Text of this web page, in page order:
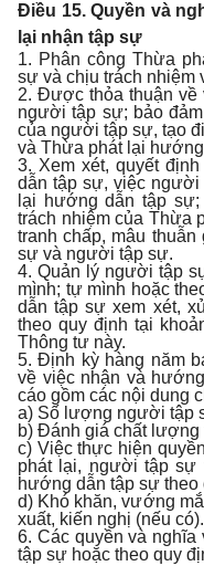
Điều 15. Quyền và
lại nhận tập sự
1. Phân công Thừa
sự và chịu trách nhiệm
2. Được thỏa thuận về
người tập sự; bảo
của người tập sự, tạo
và Thừa phát lại
3. Xem xét, quyết
dẫn tập sự, việc
lại hướng dẫn tập
trách nhiệm của Thừa
tranh chấp, mâu
sự và người tập sự.
4. Quản lý người tập
mình; tự mình hoặc
dẫn tập sự xem xét,
theo quy định tại
Thông tư này.
5. Định kỳ hàng năm
về việc nhận và
cáo gồm các nội dung
a) Số lượng người tập
b) Đánh giá chất
c) Việc thực hiện
phát lại, người tập sự
hướng dẫn tập sự theo
d) Khó khăn, vướng
xuất, kiến nghị (nếu có).
6. Các quyền và
tập sự hoặc theo quy